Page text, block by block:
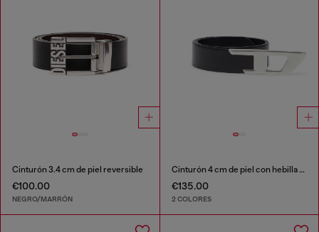
Cinturón 3.4 cm de piel reversible
€100.00
NEGRO/MARRÓN
Cinturón 4 cm de piel con hebilla metálica en D
€135.00
2 COLORES